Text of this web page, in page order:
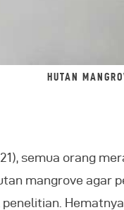
HUTAN
semua orang
mangrove agar